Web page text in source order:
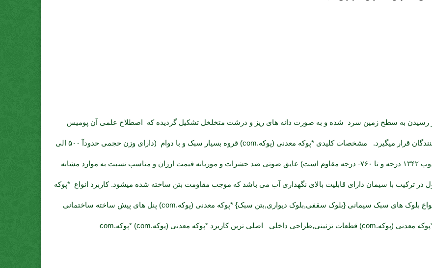
رسیدن به سطح زمین سرد شده و به صورت دانه های ریز و درشت متخلخل تشکیل گردیده که اصطلاح علمی آن پومیس
میباشد و توسط دستگاه دانه بندی شده و در اختیار مصرف کنندگان قرار میگیرد. مشخصات کلیدی *پوکه معدنی (پوکه.com) قروه بسیار سبک و با دوام (دارای وزن حجمی حدودآ ۵۰۰ الی
۷۰۰ کیلو گرم برمتر مکعب) عایق حرارتی و برودتی (نقطه ذوب ۱۳۴۲ درجه و تا ۷۶۰- درجه مقاوم است) عایق صوتی ضد حشرات و موریانه قیمت ارزان و مناسب نسبت به موارد مشابه
در ترکیب با سیمان دارای قابلیت بالای نگهداری آب می باشد که موجب مقاومت بتن ساخته شده میشود. کاربرد انواع *پوکه
معدنی (پوکه.com) استفاده *پوکه معدنی (پوکه.com) تولید انواع بلوک های سبک سیمانی {بلوک سقفی,بلوک دیواری,بتن سبک} *پوکه معدنی (پوکه.com) پنل های پیش ساخته ساختمانی